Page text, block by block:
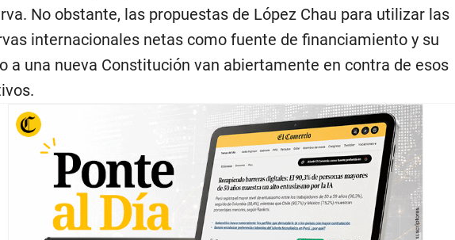
No obstante, las propuestas de López Chau para utilizar las
internacionales netas como fuente de financiamiento y su
a una nueva Constitución van abiertamente en contra de esos